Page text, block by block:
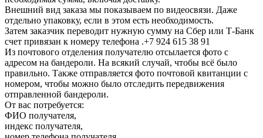
Внешний вид заказа мы показываем по видеосвязи. Даже
отдельно упаковку, если в этом есть необходимость.
Затем заказчик переводит нужную сумму на Сбер или Т-Банк
счет привязан к номеру телефона .+7 924 615 38 91
Из почтового отделения получателю отсылается фото с
адресом на бандероли. На всякий случай, чтобы всё было
правильно. Также отправляется фото почтовой квитанции с
номером, чтобы можно было отследить передвижения
отправленной бандероли.
От вас потребуется:
ФИО получателя,
индекс получателя,